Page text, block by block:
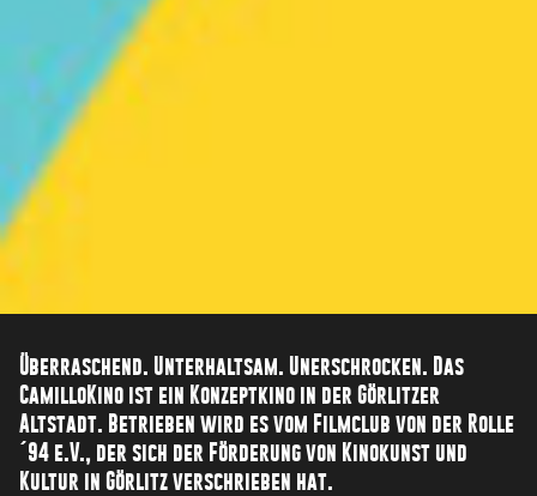
Überraschend. Unterhaltsam. Unerschrocken. Das
CamilloKino ist ein Konzeptkino in der Görlitzer
Altstadt. Betrieben wird es vom Filmclub von der Rolle
´94 e.V., der sich der Förderung von Kinokunst und
Kultur in Görlitz verschrieben hat.